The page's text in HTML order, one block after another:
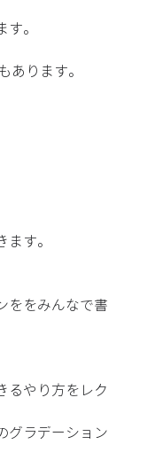
。
ります。
す。
ををみんなで書
るやり方をレク
グラデーション